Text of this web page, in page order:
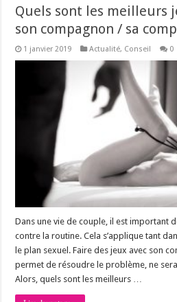
Quels sont les meilleurs
son compagnon / sa
1 janvier 2019 Actualité, Conseil 0
Dans une vie de couple, il est important
contre la routine. Cela s’applique tant
le plan sexuel. Faire des jeux avec son
permet de résoudre le problème, ne
Alors, quels sont les meilleurs …